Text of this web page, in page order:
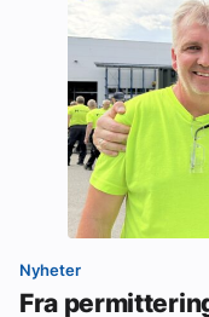
Nyheter
Fra